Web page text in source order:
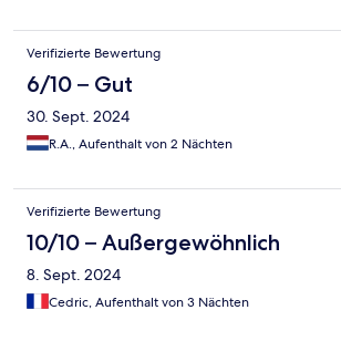
Verifizierte Bewertung
6/10 – Gut
30. Sept. 2024
R.A., Aufenthalt von 2 Nächten
Verifizierte Bewertung
10/10 – Außergewöhnlich
8. Sept. 2024
Cedric, Aufenthalt von 3 Nächten